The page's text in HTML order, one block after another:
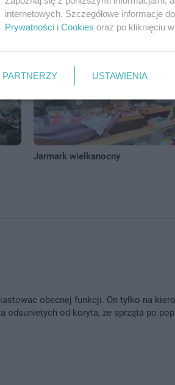
Sobótki Tczewskie
Jarmark wielkanocny
obecnej funkcji. On tylko na
odsunietych od koryta, ze sprząta po
internetowych. Szczegółowe informacje
Prywatności i Cookies oraz po kliknięciu w
PARTNERZY USTAWIENIA